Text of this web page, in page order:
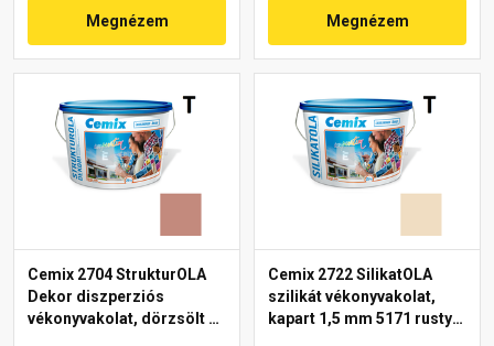
Megnézem Megnézem
Cemix 2704 StrukturOLA
Dekor diszperziós
vékonyvakolat, dörzsölt 2
Cemix 2722 SilikatOLA
szilikát vékonyvakolat,
kapart 1,5 mm 5171 rusty